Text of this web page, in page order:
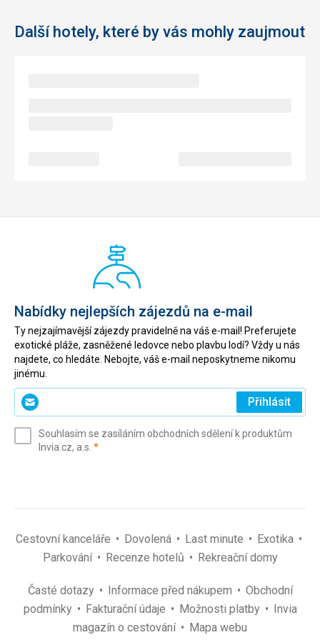
Další hotely, které by vás mohly zaujmout
Nabídky nejlepších zájezdů na e-mail
Ty nejzajímavější zájezdy pravidelně na váš e-mail! Preferujete
exotické pláže, zasněžené ledovce nebo plavbu lodí? Vždy u nás
najdete, co hledáte. Nebojte, váš e-mail neposkytneme nikomu
jinému.
Zadejte
svůj
(povinné)
Přihlásit
Souhlasím se zasíláním obchodních sdělení k produktům
Invia.cz, a.s. *(povinné)
Cestovní kanceláře Dovolená Last minute
Exotika
Parkování
Recenze hotelů Rekreační domy
Časté dotazy Informace před nákupem
Obchodní
podmínky
Fakturační údaje Možnosti platby
Invia
magazín o cestování
Mapa webu